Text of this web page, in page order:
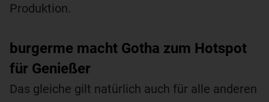
Produktion.
burgerme macht Gotha zum Hotspot
für Genießer
Das gleiche gilt natürlich auch für alle anderen